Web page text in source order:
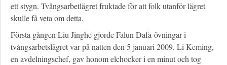
ett stygn. Tvångsarbetlägret fruktade för att folk utanför lägret
skulle få veta om detta.
Första gången Liu Jinghe gjorde Falun Dafa-övningar i
tvångsarbetslägret var på natten den 5 januari 2009. Li Keming,
en avdelningschef, gav honom elchocker i en minut och tog